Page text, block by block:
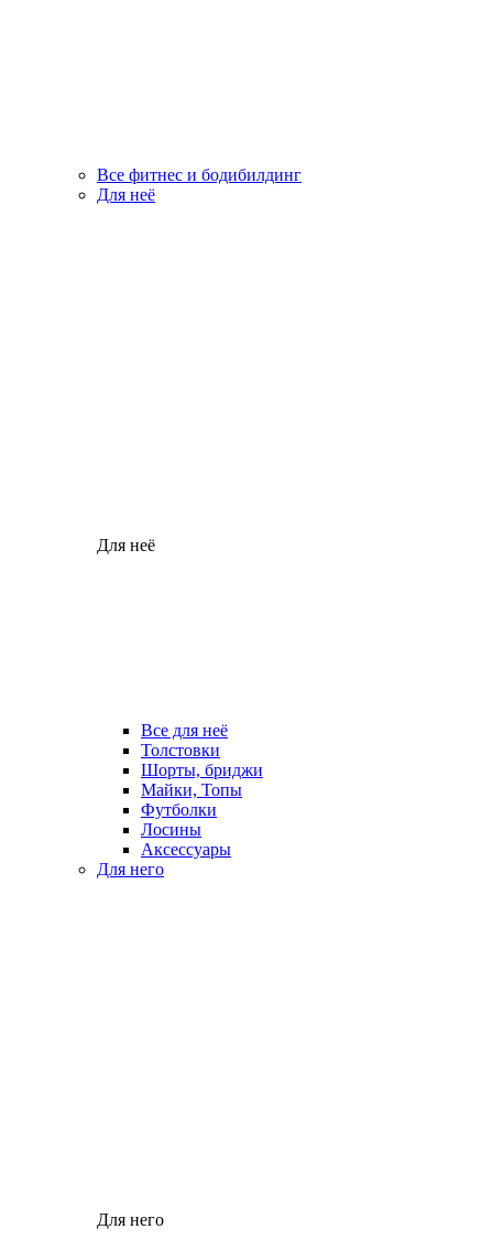
Все фитнес и бодибилдинг
Для неё
Для неё
Все для неё
Толстовки
Шорты, бриджи
Майки, Топы
Футболки
Лосины
Аксессуары
Для него
Для него